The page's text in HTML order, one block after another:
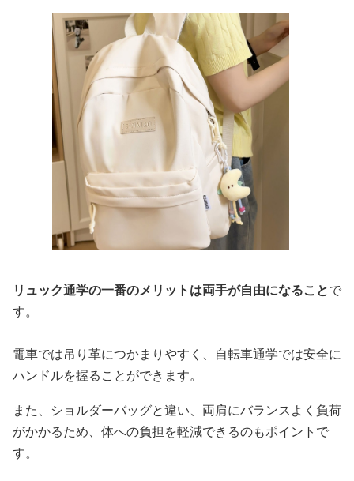
リュック通学の一番のメリットは両手が自由になることで
す。
電車では吊り革につかまりやすく、自転車通学では安全に
ハンドルを握ることができます。
また、ショルダーバッグと違い、両肩にバランスよく負荷
がかかるため、体への負担を軽減できるのもポイントで
す。